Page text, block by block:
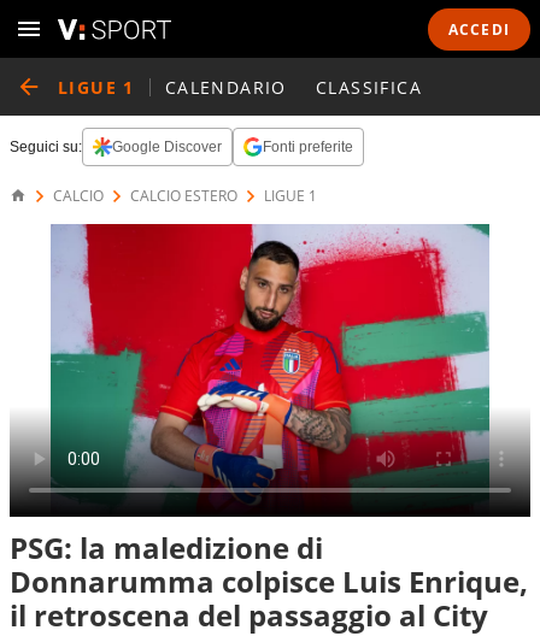
ACCEDI
LIGUE 1 CALENDARIO CLASSIFICA
Seguici su: Google Discover Fonti preferite
CALCIO CALCIO ESTERO LIGUE 1
PSG: la maledizione di
Donnarumma colpisce Luis Enrique,
il retroscena del passaggio al City